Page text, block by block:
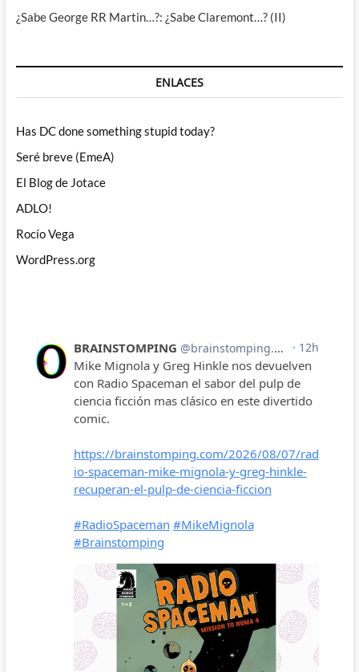
¿Sabe George RR Martin…?: ¿Sabe Claremont…? (II)
ENLACES
Has DC done something stupid today?
Seré breve (EmeA)
El Blog de Jotace
ADLO!
Rocío Vega
WordPress.org